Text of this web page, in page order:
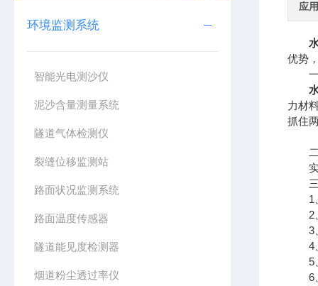
环境监测系统
智能光电测沙仪
泥沙含量测量系统
隧道气体检测仪
裂缝位移监测站
路面状况监测系统
路面温度传感器
隧道能见度检测器
烟道粉尘透过率仪
应
优势
一
力材
抓住
二
实时
三
1、
2、
3、
4、
5、
6、